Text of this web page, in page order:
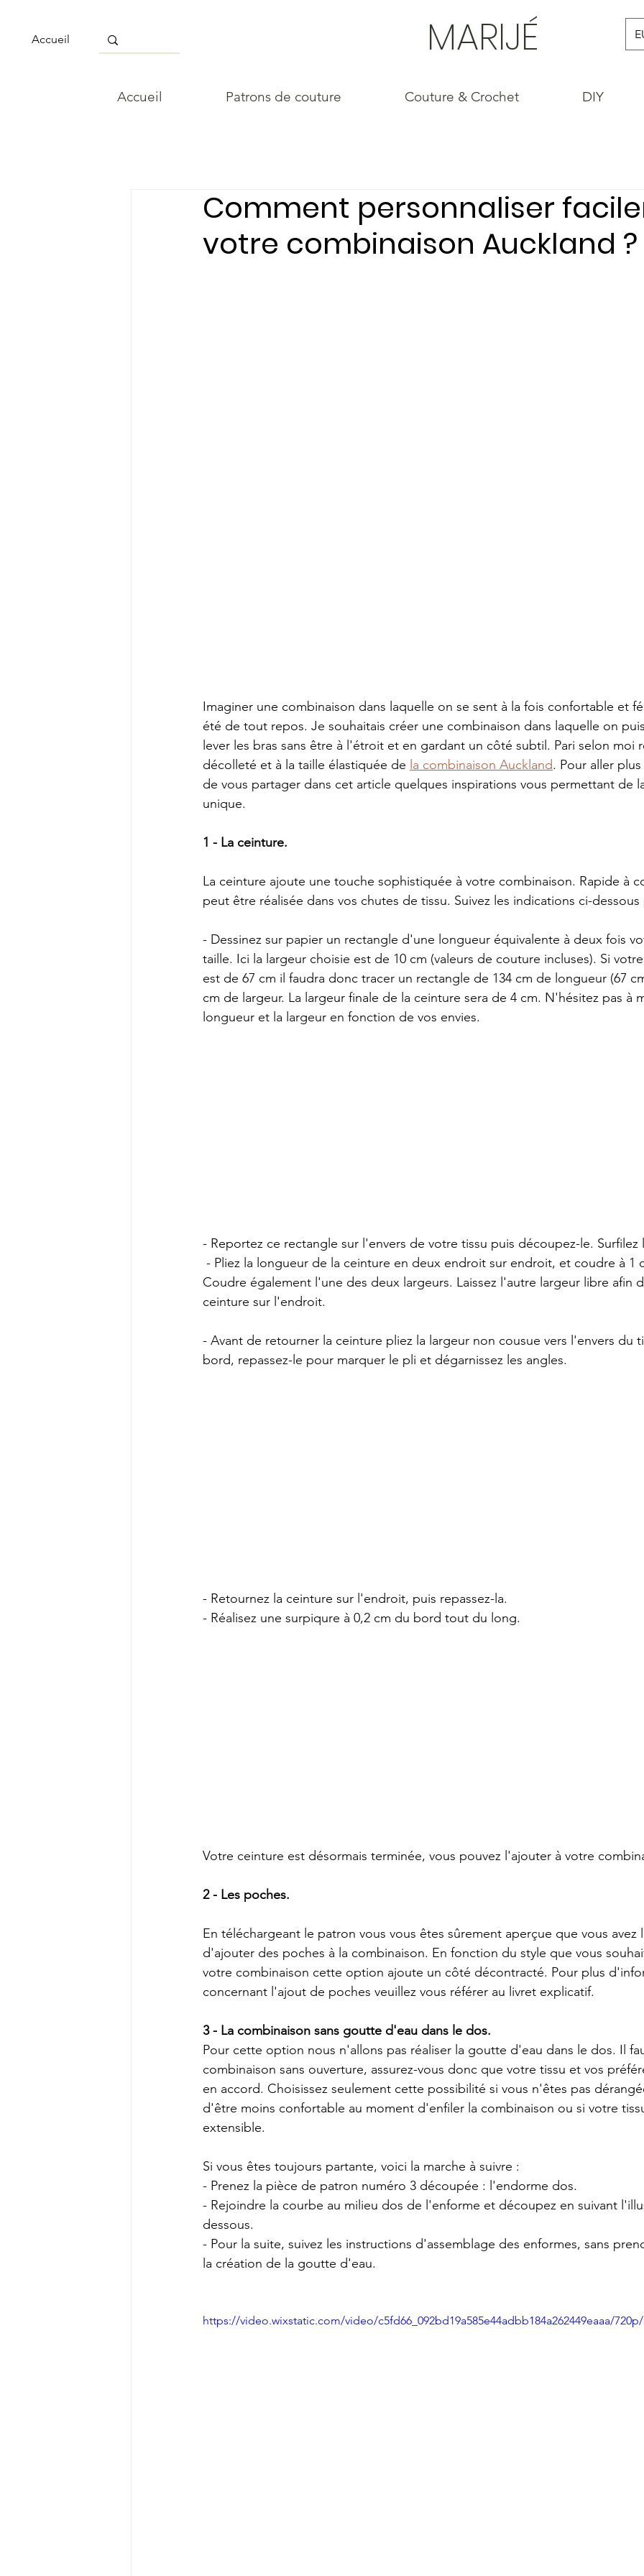
Accueil MARIJÉ
Accueil Patrons de couture Couture & Crochet DIY
Comment personnaliser
votre combinaison Auckland ?
Imaginer une combinaison dans laquelle on se sent à la fois confortable et
été de tout repos. Je souhaitais créer une combinaison dans laquelle on
lever les bras sans être à l'étroit et en gardant un côté subtil. Pari selon moi
décolleté et à la taille élastiquée de la combinaison Auckland. Pour aller
de vous partager dans cet article quelques inspirations vous permettant de
unique.
1 - La ceinture.
La ceinture ajoute une touche sophistiquée à votre combinaison. Rapide à
peut être réalisée dans vos chutes de tissu. Suivez les indications ci-
- Dessinez sur papier un rectangle d'une longueur équivalente à deux fois
taille. Ici la largeur choisie est de 10 cm (valeurs de couture incluses). Si
est de 67 cm il faudra donc tracer un rectangle de 134 cm de longueur (67
cm de largeur. La largeur finale de la ceinture sera de 4 cm. N'hésitez pas à
longueur et la largeur en fonction de vos envies.
- Reportez ce rectangle sur l'envers de votre tissu puis découpez-le. Surfilez
Coudre également l'une des deux largeurs. Laissez l'autre largeur libre afin
ceinture sur l'endroit.
- Avant de retourner la ceinture pliez la largeur non cousue vers l'envers du
bord, repassez-le pour marquer le pli et dégarnissez les angles.
- Retournez la ceinture sur l'endroit, puis repassez-la.
- Réalisez une surpiqure à 0,2 cm du bord tout du long.
Votre ceinture est désormais terminée, vous pouvez l'ajouter à votre
2 - Les poches.
En téléchargeant le patron vous vous êtes sûrement aperçue que vous avez
d'ajouter des poches à la combinaison. En fonction du style que vous
votre combinaison cette option ajoute un côté décontracté. Pour plus
concernant l'ajout de poches veuillez vous référer au livret explicatif.
3 - La combinaison sans goutte d'eau dans le dos.
Pour cette option nous n'allons pas réaliser la goutte d'eau dans le dos. Il
combinaison sans ouverture, assurez-vous donc que votre tissu et vos
en accord. Choisissez seulement cette possibilité si vous n'êtes pas
d'être moins confortable au moment d'enfiler la combinaison ou si votre
extensible.
Si vous êtes toujours partante, voici la marche à suivre :
- Prenez la pièce de patron numéro 3 découpée : l'endorme dos.
- Rejoindre la courbe au milieu dos de l'enforme et découpez en suivant
dessous.
- Pour la suite, suivez les instructions d'assemblage des enformes, sans
la création de la goutte d'eau.
https://video.wixstatic.com/video/c5fd66_092bd19a585e44adbb184a262449eaaa/